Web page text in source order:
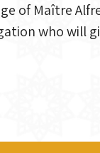
of Maître
who will